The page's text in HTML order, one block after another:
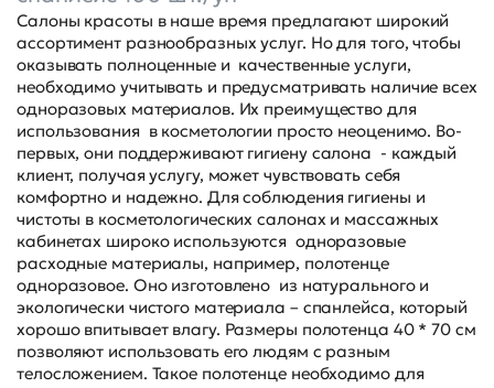
Салоны красоты в наше время предлагают широкий
ассортимент разнообразных услуг. Но для того, чтобы
оказывать полноценные и качественные услуги,
необходимо учитывать и предусматривать наличие всех
одноразовых материалов. Их преимущество для
использования в косметологии просто неоценимо. Во-
первых, они поддерживают гигиену салона - каждый
клиент, получая услугу, может чувствовать себя
комфортно и надежно. Для соблюдения гигиены и
чистоты в косметологических салонах и массажных
кабинетах широко используются одноразовые
расходные материалы, например, полотенце
одноразовое. Оно изготовлено из натурального и
экологически чистого материала – спанлейса, который
хорошо впитывает влагу. Размеры полотенца 40 * 70 см
позволяют использовать его людям с разным
телосложением. Такое полотенце необходимо для